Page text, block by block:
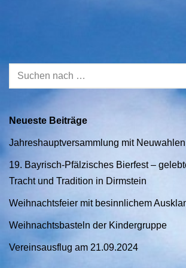
Neueste Beiträge
Jahreshauptversammlung mit Neuwahlen
19. Bayrisch-Pfälzisches Bierfest –
Tracht und Tradition in Dirmstein
Weihnachtsfeier mit besinnlichem
Weihnachtsbasteln der Kindergruppe
Vereinsausflug am 21.09.2024